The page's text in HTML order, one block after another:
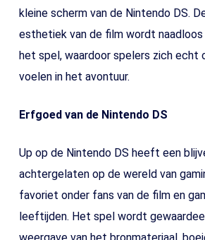
kleine scherm van de Nintendo DS.
esthetiek van de film wordt
het spel, waardoor spelers zich echt
voelen in het avontuur.
Erfgoed van de Nintendo DS
Up op de Nintendo DS heeft een
achtergelaten op de wereld van
favoriet onder fans van de film en
leeftijden. Het spel wordt